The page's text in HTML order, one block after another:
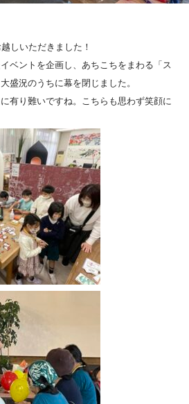
しいただきました！
ベントを企画し、あちこちをまわる「ス
盛況のうちに幕を閉じました。
有り難いですね。こちらも思わず笑顔に